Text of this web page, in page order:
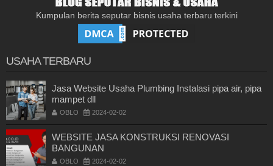
Kumpulan berita seputar bisnis usaha terbaru terkini
USAHA TERBARU
Jasa Website Usaha Plumbing Instalasi pipa air, pipa
mampet dll
OBLO 2024-02-02
WEBSITE JASA KONSTRUKSI RENOVASI
BANGUNAN
OBLO 2024-02-02